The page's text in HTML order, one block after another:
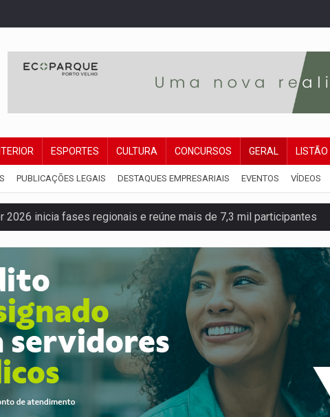
ESPORTES CULTURA CONCURSOS GERAL LISTÃO
PUBLICAÇÕES LEGAIS DESTAQUES EMPRESARIAIS EVENTOS VÍDEOS
2026 inicia fases regionais e reúne mais de 7,3 mil participantes
escuridão e insegurança na Estrada dos Periquitos
de ação no TSE pode resultar em cassação de prefeita de
Velho abre inscrições para taekwondo
21 candidatos declaram patrimônio zero em Rondônia nas
do Oeste realiza Cavalgada da Expo Show Norte neste sábado
Ideb avança nos anos iniciais do ensino fundamental em Rondônia
de facção criminosa é preso durante operação policial